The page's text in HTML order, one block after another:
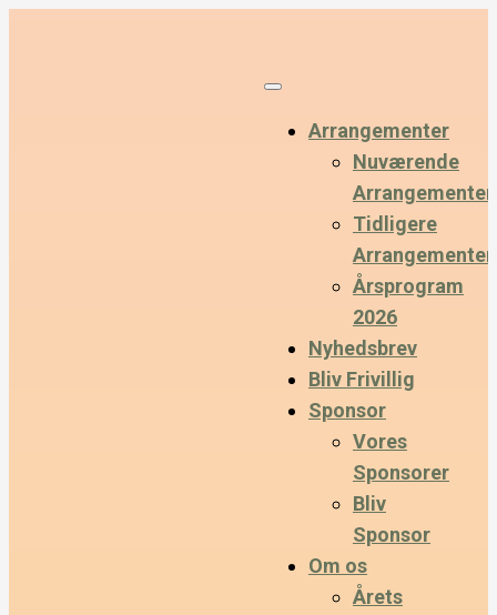
Arrangementer
Nuværende
Arrangementer
Tidligere
Arrangementer
Årsprogram
2026
Nyhedsbrev
Bliv Frivillig
Sponsor
Vores
Sponsorer
Bliv
Sponsor
Om os
Årets